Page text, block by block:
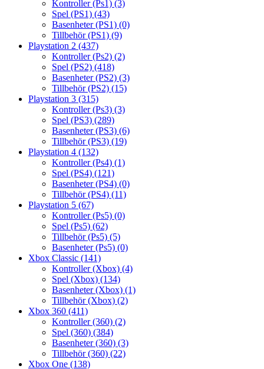
Kontroller (Ps1) (3)
Spel (PS1) (43)
Basenheter (PS1) (0)
Tillbehör (PS1) (9)
Playstation 2 (437)
Kontroller (Ps2) (2)
Spel (PS2) (418)
Basenheter (PS2) (3)
Tillbehör (PS2) (15)
Playstation 3 (315)
Kontroller (Ps3) (3)
Spel (PS3) (289)
Basenheter (PS3) (6)
Tillbehör (PS3) (19)
Playstation 4 (132)
Kontroller (Ps4) (1)
Spel (PS4) (121)
Basenheter (PS4) (0)
Tillbehör (PS4) (11)
Playstation 5 (67)
Kontroller (Ps5) (0)
Spel (Ps5) (62)
Tillbehör (Ps5) (5)
Basenheter (Ps5) (0)
Xbox Classic (141)
Kontroller (Xbox) (4)
Spel (Xbox) (134)
Basenheter (Xbox) (1)
Tillbehör (Xbox) (2)
Xbox 360 (411)
Kontroller (360) (2)
Spel (360) (384)
Basenheter (360) (3)
Tillbehör (360) (22)
Xbox One (138)